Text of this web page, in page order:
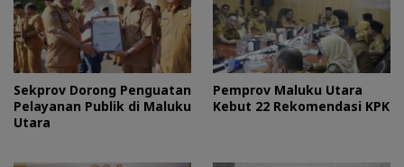
Sekprov Dorong Penguatan
Pelayanan Publik di Maluku
Utara
Pemprov Maluku Utara
Kebut 22 Rekomendasi KPK